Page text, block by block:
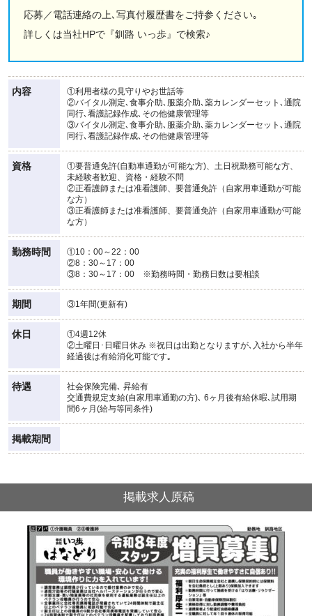
応募／電話連絡の上､写真付履歴書をご持参ください｡
詳しくは当社HPで『釧路 いっ歩』で検索♪
内容
①利用者様の見守りやお世話等
②バイタル測定､食事介助､服薬介助､薬カレンダーセット､通院
同行､看護記録作成､その他健康管理等
③バイタル測定､食事介助､服薬介助､薬カレンダーセット､通院
同行､看護記録作成､その他健康管理等
資格
①要普通免許(自動車通勤が可能な方)、土日祝勤務可能な方、
未経験者歓迎、資格・経験不問
②正看護師または准看護師、要普通免許（自家用車通勤が可能
な方）
③正看護師または准看護師、要普通免許（自家用車通勤が可能
な方）
勤務時間
①10：00～22：00
②8：30～17：00
③8：30～17：00 ※勤務時間・勤務日数は要相談
期間 ③1年間(更新有)
休日
①4週12休
②土曜日･日曜日休み ※祝日は出勤となりますが､入社から半年
経過後は有給消化可能です｡
待遇
社会保険完備､ 昇給有
交通費規定支給(自家用車通勤の方)､ 6ヶ月後有給休暇､試用期
間6ヶ月(給与等同条件)
掲載期間
掲載求人原稿